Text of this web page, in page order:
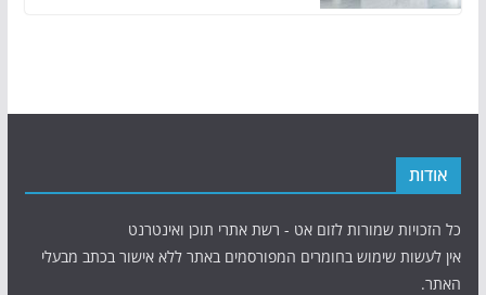
אודות
כל הזכויות שמורות לזום אט - רשת אתרי תוכן ואינטרנט
אין לעשות שימוש בחומרים המפורסמים באתר ללא אישור בכתב מבעלי
האתר.